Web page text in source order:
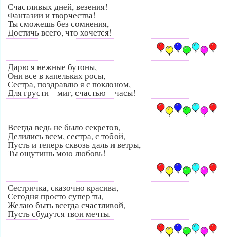
Счастливых дней, везения!
Фантазии и творчества!
Ты сможешь без сомнения,
Достичь всего, что хочется!
Дарю я нежные бутоны,
Они все в капельках росы,
Сестра, поздравлю я с поклоном,
Для грусти – миг, счастью – часы!
Всегда ведь не было секретов,
Делились всем, сестра, с тобой,
Пусть и теперь сквозь даль и ветры,
Ты ощутишь мою любовь!
Сестричка, сказочно красива,
Сегодня просто супер ты,
Желаю быть всегда счастливой,
Пусть сбудутся твои мечты.